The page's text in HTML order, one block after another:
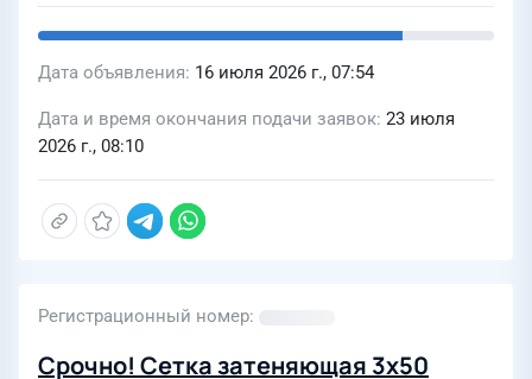
Дата объявления 16 июля 2026 г., 07:54
Дата и время окончания подачи заявок 23 июля
2026 г., 08:10
Регистрационный номер
Срочно! Сетка затеняющая 3х50